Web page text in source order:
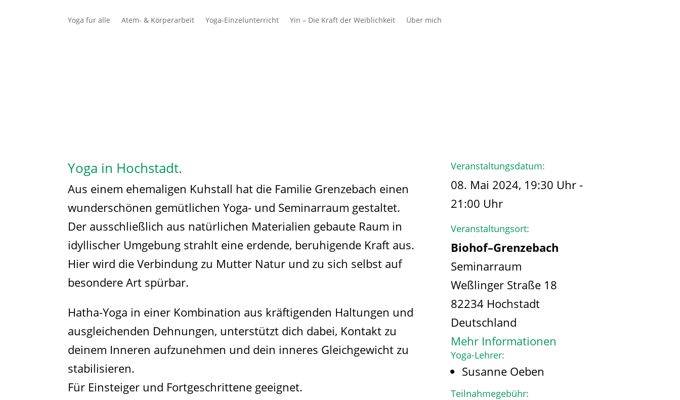
Yoga für alle Atem- & Körperarbeit Yoga-Einzelunterricht Yin – Die Kraft der Weiblichkeit Über mich
Yoga in Hochstadt.
Aus einem ehemaligen Kuhstall hat die Familie Grenzebach einen
wunderschönen gemütlichen Yoga- und Seminarraum gestaltet.
Der ausschließlich aus natürlichen Materialien gebaute Raum in
idyllischer Umgebung strahlt eine erdende, beruhigende Kraft aus.
Hier wird die Verbindung zu Mutter Natur und zu sich selbst auf
besondere Art spürbar.
Hatha-Yoga in einer Kombination aus kräftigenden Haltungen und
ausgleichenden Dehnungen, unterstützt dich dabei, Kontakt zu
deinem Inneren aufzunehmen und dein inneres Gleichgewicht zu
stabilisieren.
Für Einsteiger und Fortgeschrittene geeignet.
Veranstaltungsdatum:
08. Mai 2024, 19:30 Uhr -
21:00 Uhr
Veranstaltungsort:
Biohof–Grenzebach
Seminarraum
Weßlinger Straße 18
82234 Hochstadt
Deutschland
Mehr Informationen
Yoga-Lehrer:
Susanne Oeben
Teilnahmegebühr: